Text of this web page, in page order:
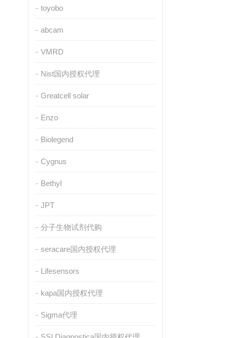
toyobo
abcam
VMRD
Nist国内授权代理
Greatcell solar
Enzo
Biolegend
Cygnus
Bethyl
JPT
分子生物试剂代购
seracare国内授权代理
Lifesensors
kapa国内授权代理
Sigma代理